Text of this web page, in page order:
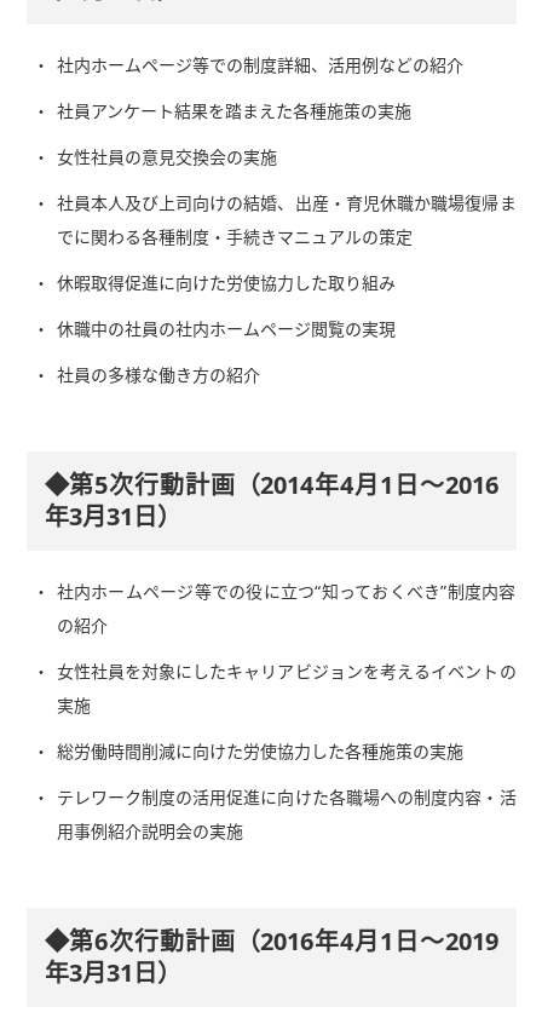
社内ホームページ等での制度詳細、活用例などの紹介
社員アンケート結果を踏まえた各種施策の実施
女性社員の意見交換会の実施
社員本人及び上司向けの結婚、出産・育児休職か職場復帰ま
でに関わる各種制度・手続きマニュアルの策定
休暇取得促進に向けた労使協力した取り組み
休職中の社員の社内ホームページ閲覧の実現
社員の多様な働き方の紹介
◆第5次行動計画（2014年4月1日～2016
年3月31日）
社内ホームページ等での役に立つ“知っておくべき”制度内容
の紹介
女性社員を対象にしたキャリアビジョンを考えるイベントの
実施
総労働時間削減に向けた労使協力した各種施策の実施
テレワーク制度の活用促進に向けた各職場への制度内容・活
用事例紹介説明会の実施
◆第6次行動計画（2016年4月1日～2019
年3月31日）